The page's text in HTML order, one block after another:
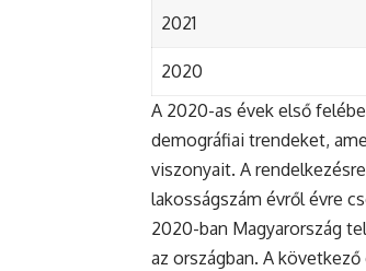
2021
2020
A 2020-as évek első
demográfiai trendeket,
viszonyait. A
lakosságszám évről évre
2020-ban Magyarország
az országban. A